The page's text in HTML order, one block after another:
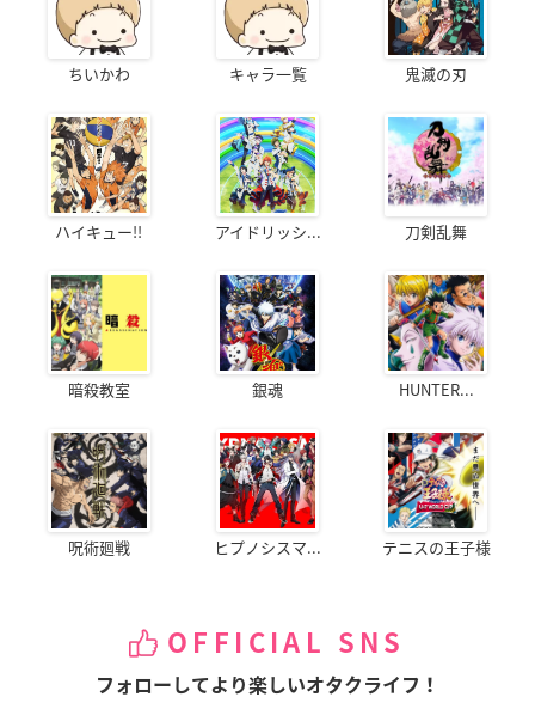
ちいかわ キャラ一覧 鬼滅の刃
ハイキュー!! アイドリッシ... 刀剣乱舞
暗殺教室 銀魂 HUNTER...
呪術廻戦 ヒプノシスマ... テニスの王子様
OFFICIAL SNS
フォローしてより楽しいオタクライフ！